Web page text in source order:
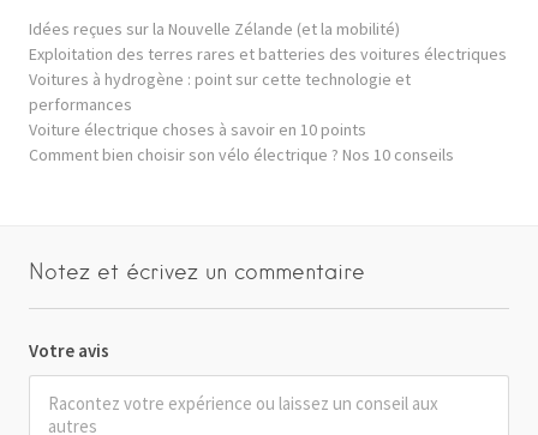
Idées reçues sur la Nouvelle Zélande (et la mobilité)
Exploitation des terres rares et batteries des voitures électriques
Voitures à hydrogène : point sur cette technologie et
performances
Voiture électrique choses à savoir en 10 points
Comment bien choisir son vélo électrique ? Nos 10 conseils
Notez et écrivez un commentaire
Votre avis